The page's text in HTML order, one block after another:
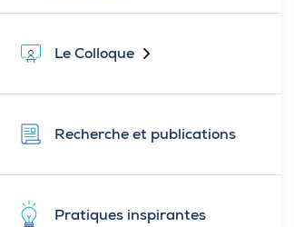
Le Colloque
Fermé
Recherche et publications
Pratiques inspirantes